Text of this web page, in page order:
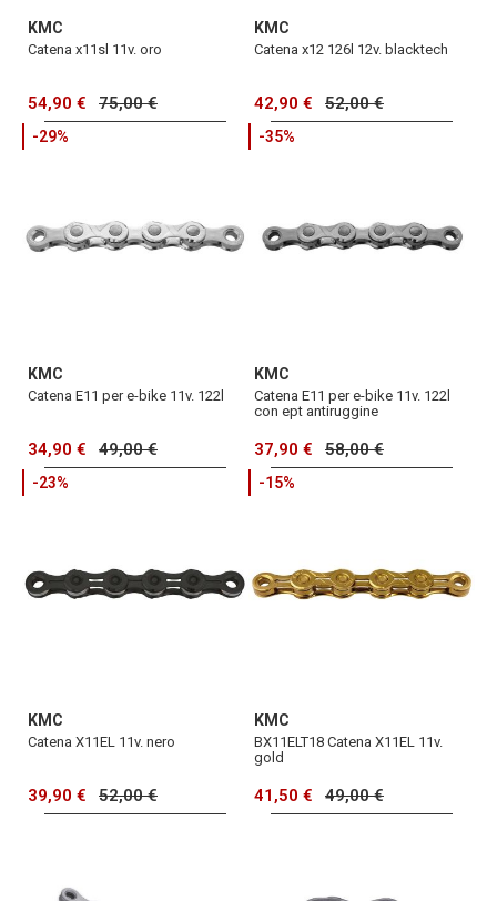
KMC
Catena x11sl 11v. oro
54,90 € 75,00 €
KMC
Catena x12 126l 12v. blacktech
42,90 € 52,00 €
-29%
KMC
Catena E11 per e-bike 11v. 122l
34,90 € 49,00 €
-35%
KMC
Catena E11 per e-bike 11v. 122l
con ept antiruggine
37,90 € 58,00 €
-23%
KMC
Catena X11EL 11v. nero
39,90 € 52,00 €
-15%
KMC
BX11ELT18 Catena X11EL 11v.
gold
41,50 € 49,00 €